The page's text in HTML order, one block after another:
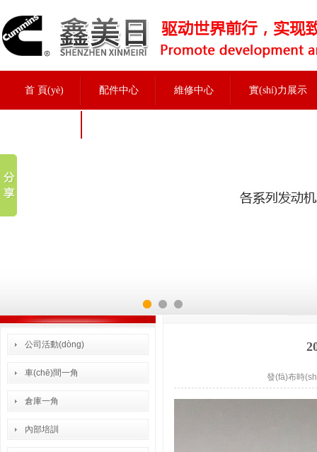
首 頁(yè) 配件中心 維修中心 實(shí)力展示
公司活動(dòng)
車(chē)間一角
倉庫一角
內部培訓
發(fā)布時